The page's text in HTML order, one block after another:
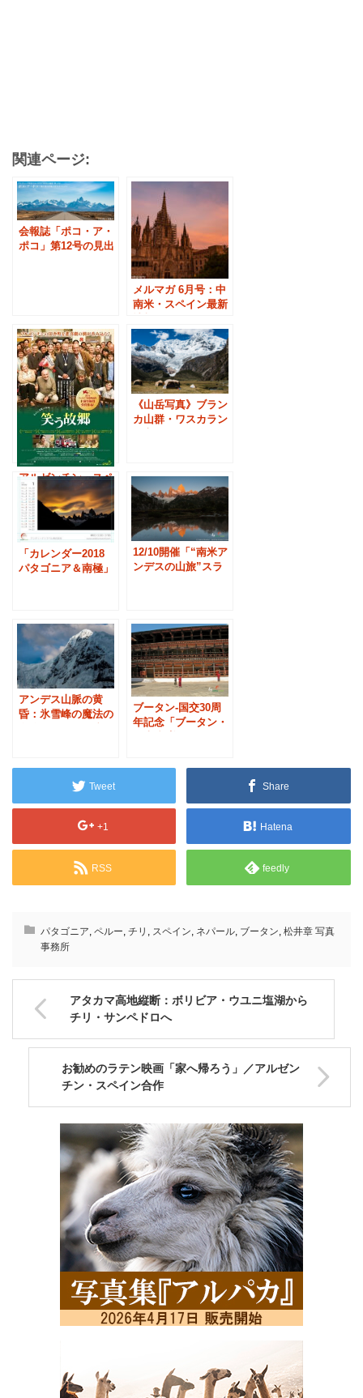
関連ページ:
会報誌「ポコ・ア・
ポコ」第12号の見出
メルマガ 6月号：中
南米・スペイン最新
アルゼンチン・スペ
イン合作映画『笑う
故郷』上映
《山岳写真》ブラン
カ山群・ワスカラン
「カレンダー2018
パタゴニア＆南極」
12/10開催「“南米ア
ンデスの山旅”スラ
アンデス山脈の黄
昏：氷雪峰の魔法の
ブータン-国交30周
年記念「ブータン・
Tweet Share
+1 Hatena
RSS feedly
パタゴニア, ペルー, チリ , スペイン, ネパール, ブータン, 松井章 写真
事務所
アタカマ高地縦断：ボリビア・ウユニ塩湖から
チリ・サンペドロへ
お勧めのラテン映画「家へ帰ろう」／アルゼン
チン・スペイン合作